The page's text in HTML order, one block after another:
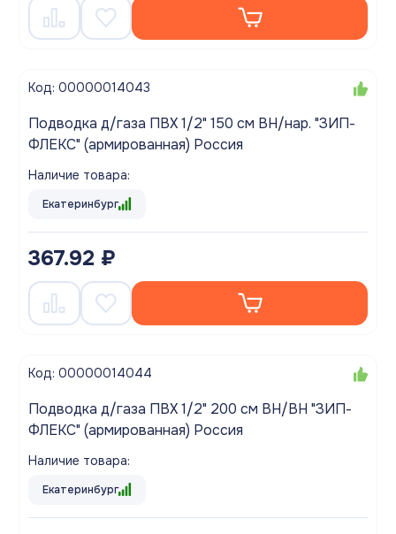
Код: 00000014043
Подводка д/газа ПВХ 1/2" 150 см ВН/нар. "ЗИП-
ФЛЕКС" (армированная) Россия
Наличие товара:
Екатеринбург
367.92 ₽
Код: 00000014044
Подводка д/газа ПВХ 1/2" 200 см ВН/ВН "ЗИП-
ФЛЕКС" (армированная) Россия
Наличие товара:
Екатеринбург